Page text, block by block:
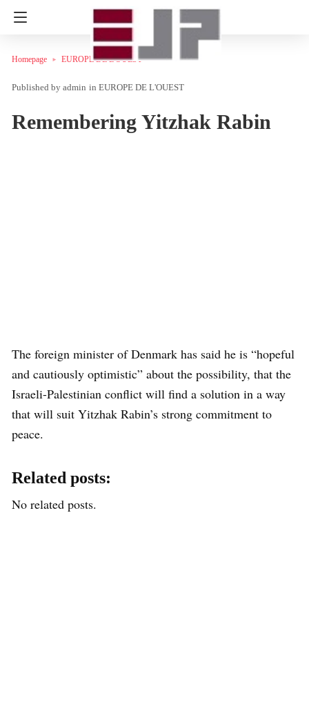
Homepage EUROPE DE L'OUEST
admin in EUROPE DE L'OUEST
Remembering Yitzhak Rabin
The foreign minister of Denmark has said he is “hopeful
and cautiously optimistic” about the possibility, that the
Israeli-Palestinian conflict will find a solution in a way
that will suit Yitzhak Rabin’s strong commitment to
peace.
Related posts:
No related posts.